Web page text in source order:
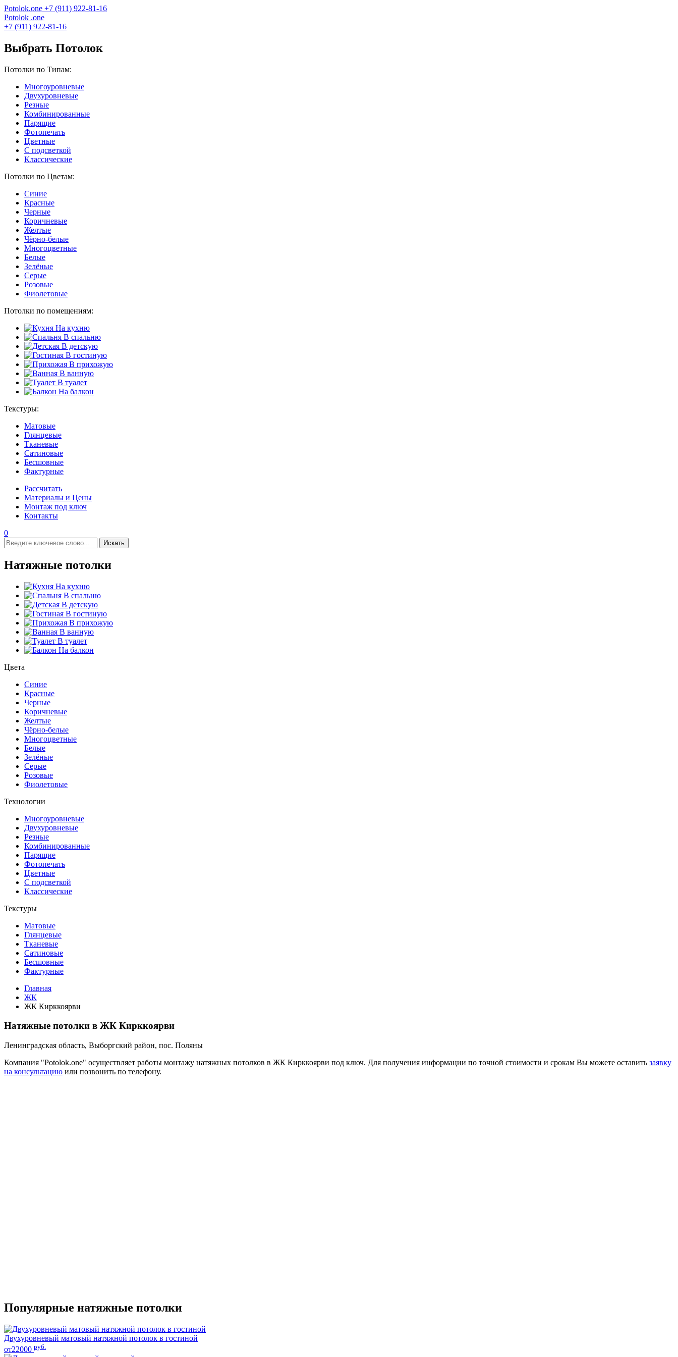
Potolok.one +7 (911) 922-81-16
Potolok .one
+7 (911) 922-81-16
Выбрать Потолок
Потолки по Типам:
Многоуровневые
Двухуровневые
Резные
Комбинированные
Парящие
Фотопечать
Цветные
С подсветкой
Классические
Потолки по Цветам:
Синие
Красные
Черные
Коричневые
Желтые
Чёрно-белые
Многоцветные
Белые
Зелёные
Серые
Розовые
Фиолетовые
Потолки по помещениям:
На кухню
В спальню
В детскую
В гостиную
В прихожую
В ванную
В туалет
На балкон
Текстуры:
Матовые
Глянцевые
Тканевые
Сатиновые
Бесшовные
Фактурные
Рассчитать
Материалы и Цены
Монтаж под ключ
Контакты
0
Искать
Натяжные потолки
На кухню
В спальню
В детскую
В гостиную
В прихожую
В ванную
В туалет
На балкон
Цвета
Синие
Красные
Черные
Коричневые
Желтые
Чёрно-белые
Многоцветные
Белые
Зелёные
Серые
Розовые
Фиолетовые
Технологии
Многоуровневые
Двухуровневые
Резные
Комбинированные
Парящие
Фотопечать
Цветные
С подсветкой
Классические
Текстуры
Матовые
Глянцевые
Тканевые
Сатиновые
Бесшовные
Фактурные
Главная
ЖК
ЖК Кирккоярви
Натяжные потолки в ЖК Кирккоярви
Ленинградская область, Выборгский район, пос. Поляны
Компания "Potolok.one" осуществляет работы монтажу натяжных потолков в ЖК Кирккоярви под ключ. Для получения информации по точной стоимости и срокам Вы можете оставить заявку
на консультацию или позвонить по телефону.
Популярные натяжные потолки
Двухуровневый матовый натяжной потолок в гостиной
от22000 руб.